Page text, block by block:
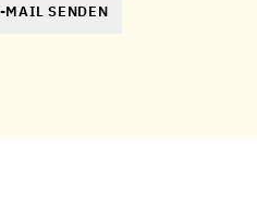
MAIL SENDEN